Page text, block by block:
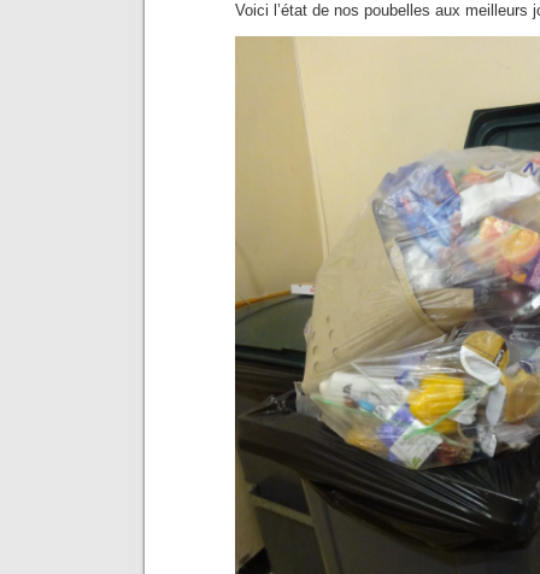
Voici l’état de nos poubelles aux meilleurs